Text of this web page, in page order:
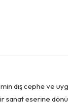
dış cephe ve
sanat eserine